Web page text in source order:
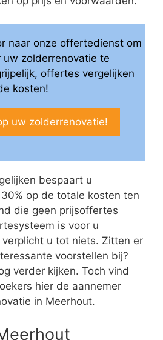
naar onze offertedienst om
uw zolderrenovatie te
offertes vergelijken
kosten!
uw zolderrenovatie!
bespaart u
op de totale kosten ten
die geen prijsoffertes
is voor u
u tot niets. Zitten er
voorstellen bij?
verder kijken. Toch vind
hier de aannemer
in Meerhout.